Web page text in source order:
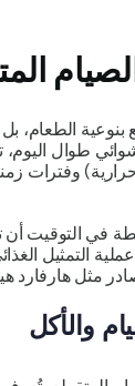
الطعام، بل
طوال اليوم،
وفترات
في التوقيت أن
التمثيل
مثل هارفارد
والأكل